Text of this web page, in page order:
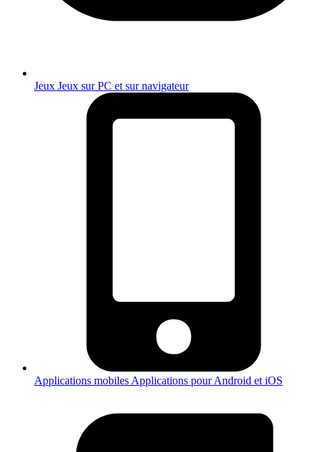
Jeux Jeux sur PC et sur navigateur
Applications mobiles Applications pour Android et iOS